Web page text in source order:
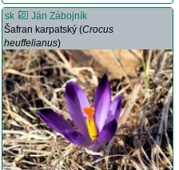
sk
Ján Zábojník
Šafran karpatský (Crocus
heuffelianus)